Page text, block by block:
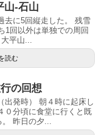
-石山
に5回縦走した。 残雪
1回以外は単独での周回
平山...
読む
の回想
発時） 朝４時に起床し
０分頃に食堂に行くと既
。 昨日の夕...